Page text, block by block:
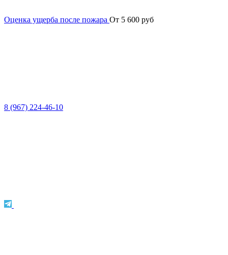
Оценка ущерба после пожара От 5 600 руб
8 (967) 224-46-10